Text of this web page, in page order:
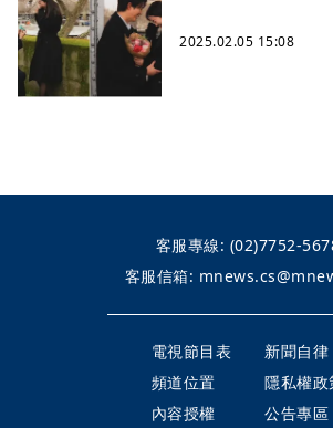
2025.02.05 15:08
客服專線: (02)7752-
客服信箱:
電視節目表
新聞自律
頻道位置
隱私權政
內容授權
公告專區